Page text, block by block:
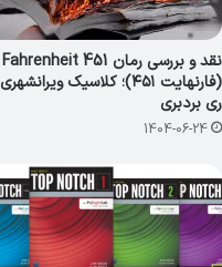
نقد و بررسی رمان Fahrenheit 451
(فارنهایت ۴۵۱)؛ کلاسیک ویرانشهری
ری بردبری
1404-06-24